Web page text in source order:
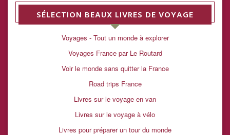
SÉLECTION BEAUX LIVRES DE VOYAGE
Voyages - Tout un monde à explorer
Voyages France par Le Routard
Voir le monde sans quitter la France
Road trips France
Livres sur le voyage en van
Livres sur le voyage à vélo
Livres pour préparer un tour du monde